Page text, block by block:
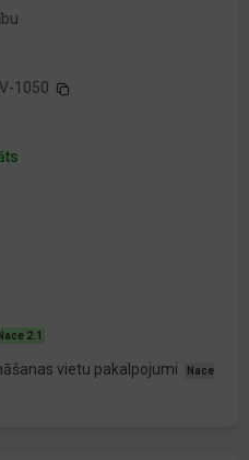
1050
Nace 2.1
vietu pakalpojumi
Nace